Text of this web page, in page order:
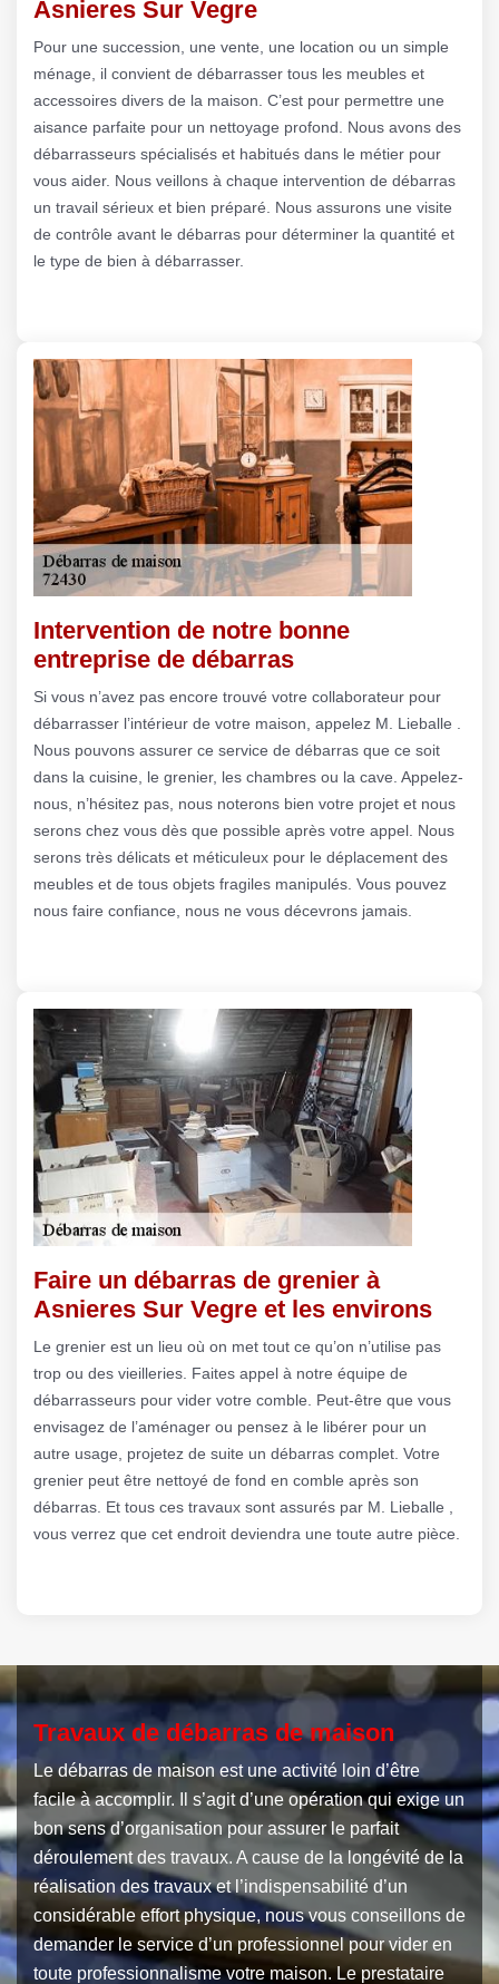
Asnieres Sur Vegre
Pour une succession, une vente, une location ou un simple
ménage, il convient de débarrasser tous les meubles et
accessoires divers de la maison. C’est pour permettre une
aisance parfaite pour un nettoyage profond. Nous avons des
débarrasseurs spécialisés et habitués dans le métier pour
vous aider. Nous veillons à chaque intervention de débarras
un travail sérieux et bien préparé. Nous assurons une visite
de contrôle avant le débarras pour déterminer la quantité et
le type de bien à débarrasser.
Intervention de notre bonne
entreprise de débarras
Si vous n’avez pas encore trouvé votre collaborateur pour
débarrasser l’intérieur de votre maison, appelez M. Lieballe .
Nous pouvons assurer ce service de débarras que ce soit
dans la cuisine, le grenier, les chambres ou la cave. Appelez-
nous, n’hésitez pas, nous noterons bien votre projet et nous
serons chez vous dès que possible après votre appel. Nous
serons très délicats et méticuleux pour le déplacement des
meubles et de tous objets fragiles manipulés. Vous pouvez
nous faire confiance, nous ne vous décevrons jamais.
Faire un débarras de grenier à
Asnieres Sur Vegre et les environs
Le grenier est un lieu où on met tout ce qu’on n’utilise pas
trop ou des vieilleries. Faites appel à notre équipe de
débarrasseurs pour vider votre comble. Peut-être que vous
envisagez de l’aménager ou pensez à le libérer pour un
autre usage, projetez de suite un débarras complet. Votre
grenier peut être nettoyé de fond en comble après son
débarras. Et tous ces travaux sont assurés par M. Lieballe ,
vous verrez que cet endroit deviendra une toute autre pièce.
Travaux de débarras de maison
Le débarras de maison est une activité loin d’être
facile à accomplir. Il s’agit d’une opération qui exige un
bon sens d’organisation pour assurer le parfait
déroulement des travaux. A cause de la longévité de la
réalisation des travaux et l’indispensabilité d’un
considérable effort physique, nous vous conseillons de
demander le service d’un professionnel pour vider en
toute professionnalisme votre maison. Le prestataire